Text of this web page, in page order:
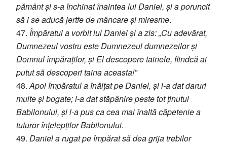
pământ și s-a închinat înaintea lui Daniel, și a poruncit
să i se aducă jertfe de mâncare și miresme.
47. Împăratul a vorbit lui Daniel și a zis: „Cu adevărat,
Dumnezeul vostru este Dumnezeul dumnezeilor și
Domnul împăraților, și El descopere tainele, fiindcă ai
putut să descoperi taina aceasta!”
48.Apoi împăratul a înălțat pe Daniel, și i-a dat daruri
multe și bogate; i-a dat stăpânire peste tot ținutul
Babilonului, și l-a pus ca cea mai înaltă căpetenie a
tuturor înțelepților Babilonului.
49. Daniel a rugat pe împărat să dea grija trebilor